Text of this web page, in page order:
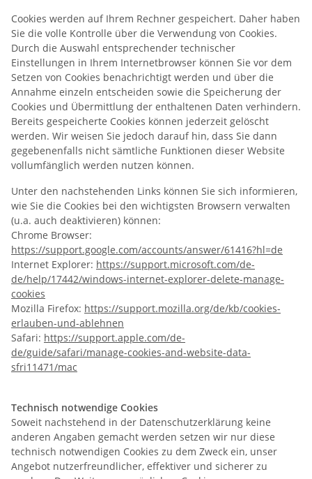
Cookies werden auf Ihrem Rechner gespeichert. Daher haben
Sie die volle Kontrolle über die Verwendung von Cookies.
Durch die Auswahl entsprechender technischer
Einstellungen in Ihrem Internetbrowser können Sie vor dem
Setzen von Cookies benachrichtigt werden und über die
Annahme einzeln entscheiden sowie die Speicherung der
Cookies und Übermittlung der enthaltenen Daten verhindern.
Bereits gespeicherte Cookies können jederzeit gelöscht
werden. Wir weisen Sie jedoch darauf hin, dass Sie dann
gegebenenfalls nicht sämtliche Funktionen dieser Website
vollumfänglich werden nutzen können.
Unter den nachstehenden Links können Sie sich informieren,
wie Sie die Cookies bei den wichtigsten Browsern verwalten
(u.a. auch deaktivieren) können:
Chrome Browser:
https://support.google.com/accounts/answer/61416?hl=de
Internet Explorer: https://support.microsoft.com/de-
de/help/17442/windows-internet-explorer-delete-manage-
cookies
Mozilla Firefox: https://support.mozilla.org/de/kb/cookies-
erlauben-und-ablehnen
Safari: https://support.apple.com/de-
de/guide/safari/manage-cookies-and-website-data-
sfri11471/mac
Technisch notwendige Cookies
Soweit nachstehend in der Datenschutzerklärung keine
anderen Angaben gemacht werden setzen wir nur diese
technisch notwendigen Cookies zu dem Zweck ein, unser
Angebot nutzerfreundlicher, effektiver und sicherer zu